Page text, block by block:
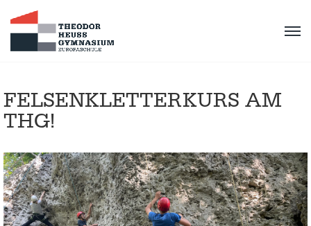
FELSENKLETTERKURS AM
THG!